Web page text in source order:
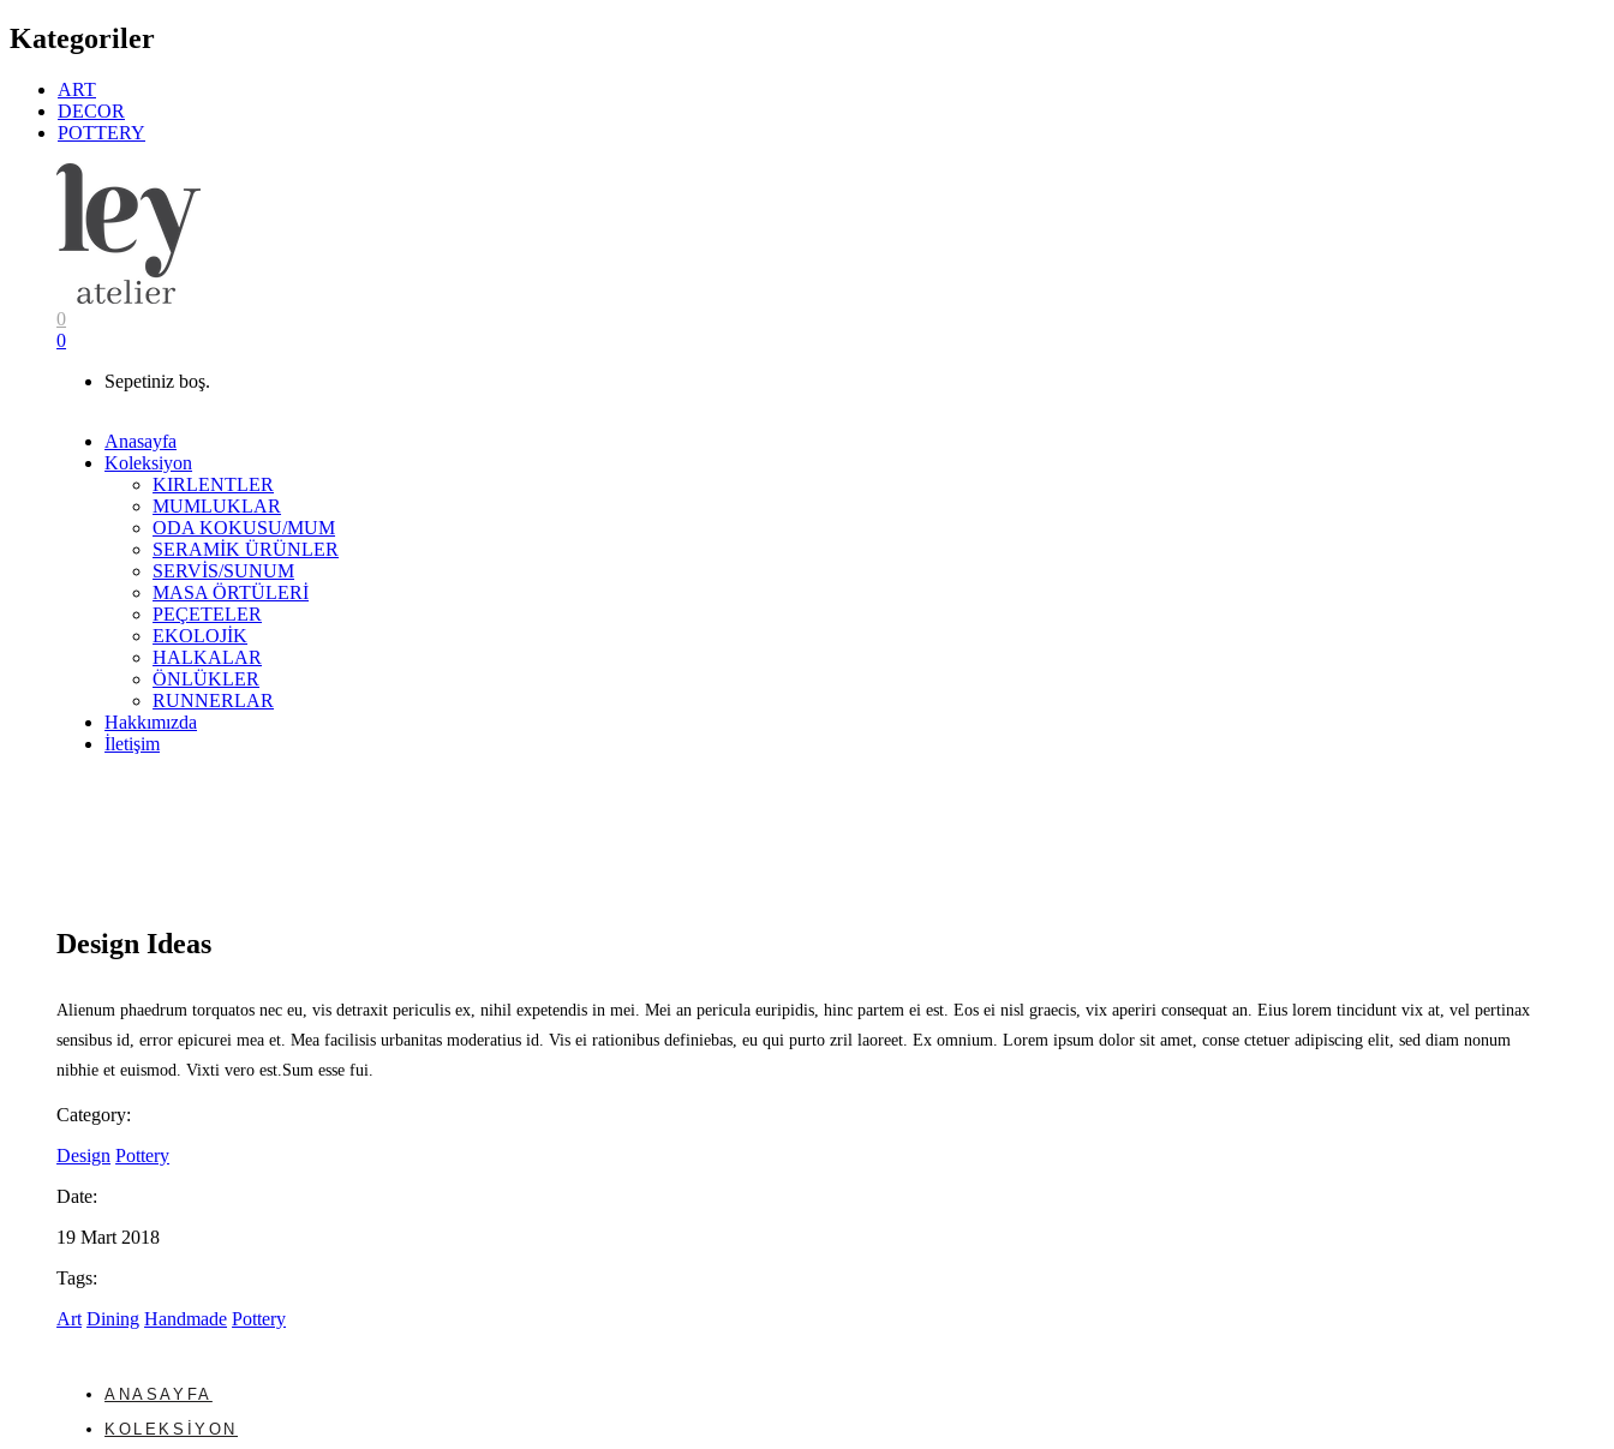
Kategoriler
ART
DECOR
POTTERY
0
0
Sepetiniz boş.
Anasayfa
Koleksiyon
KIRLENTLER
MUMLUKLAR
ODA KOKUSU/MUM
SERAMİK ÜRÜNLER
SERVİS/SUNUM
MASA ÖRTÜLERİ
PEÇETELER
EKOLOJİK
HALKALAR
ÖNLÜKLER
RUNNERLAR
Hakkımızda
İletişim
Design Ideas
Alienum phaedrum torquatos nec eu, vis detraxit periculis ex, nihil expetendis in mei. Mei an pericula euripidis, hinc partem ei est. Eos ei nisl graecis, vix aperiri consequat an. Eius lorem tincidunt vix at, vel pertinax
sensibus id, error epicurei mea et. Mea facilisis urbanitas moderatius id. Vis ei rationibus definiebas, eu qui purto zril laoreet. Ex omnium. Lorem ipsum dolor sit amet, conse ctetuer adipiscing elit, sed diam nonum
nibhie et euismod. Vixti vero est.Sum esse fui.
Category:
Design Pottery
Date:
19 Mart 2018
Tags:
Art Dining Handmade Pottery
ANASAYFA
KOLEKSIYON